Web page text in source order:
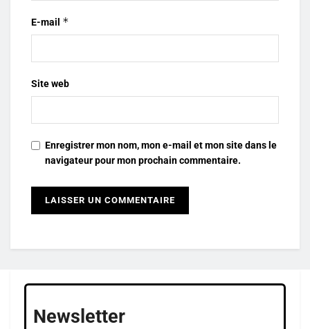
E-mail *
Site web
Enregistrer mon nom, mon e-mail et mon site dans le
navigateur pour mon prochain commentaire.
Newsletter